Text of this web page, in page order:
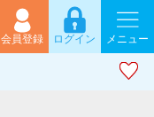
会員登録 ログイン メニュー